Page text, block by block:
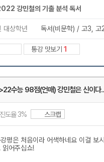
메가스터디